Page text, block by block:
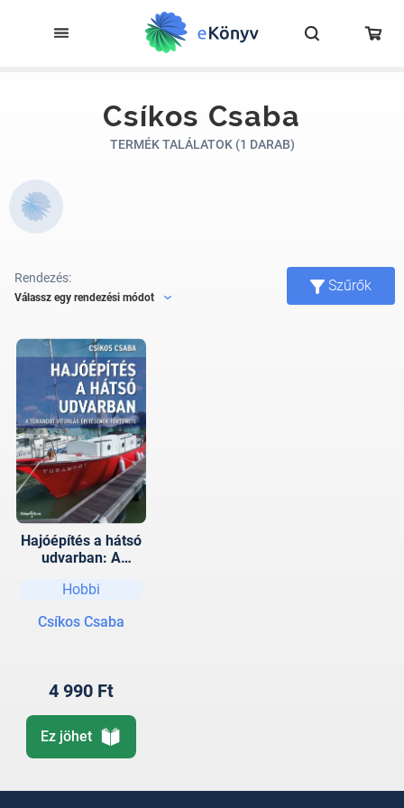
Csíkos Csaba
TERMÉK TALÁLATOK (1 DARAB)
Rendezés:
Válassz egy rendezési módot
Szűrők
Hajóépítés a hátsó
udvarban: A
építésének
Hobbi
Csíkos Csaba
4 990 Ft
Ez jöhet